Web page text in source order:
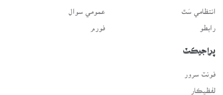
انتظامي سَٿ
رابطو
عمومي سوال
فورم
پراجيڪٽ
لفظيڪار